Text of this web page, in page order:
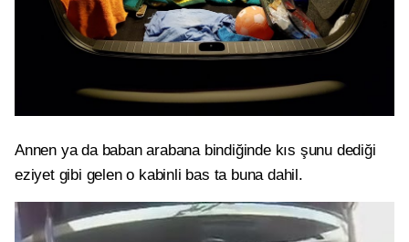
Annen ya da baban arabana bindiğinde kıs şunu dediği
eziyet gibi gelen o kabinli bas ta buna dahil.